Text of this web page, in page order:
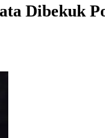
Dibekuk